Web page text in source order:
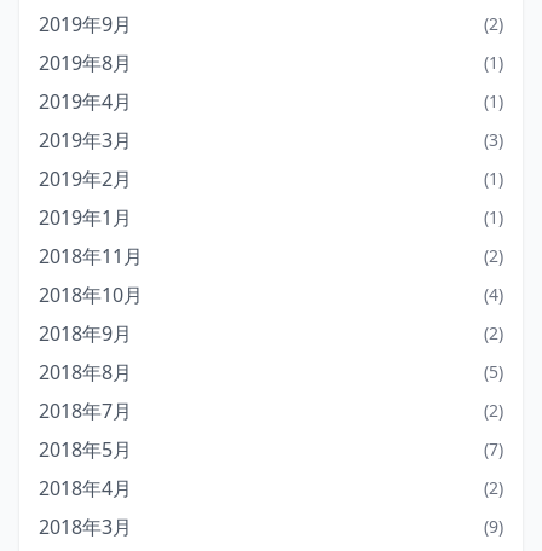
2019年9月 (2)
2019年8月 (1)
2019年4月 (1)
2019年3月 (3)
2019年2月 (1)
2019年1月 (1)
2018年11月 (2)
2018年10月 (4)
2018年9月 (2)
2018年8月 (5)
2018年7月 (2)
2018年5月 (7)
2018年4月 (2)
2018年3月 (9)